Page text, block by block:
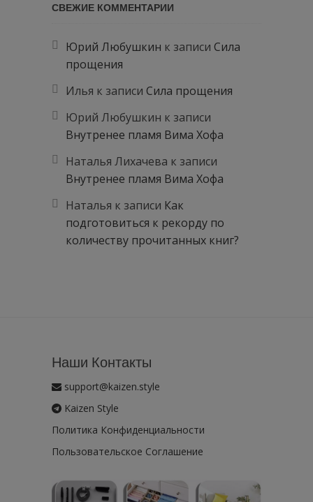
СВЕЖИЕ КОММЕНТАРИИ
Юрий Любушкин к записи Сила
прощения
Илья к записи Сила прощения
Юрий Любушкин к записи
Внутренее пламя Вима Хофа
Наталья Лихачева к записи
Внутренее пламя Вима Хофа
Наталья к записи Как
подготовиться к рекорду по
количеству прочитанных книг?
Наши Контакты
support@kaizen.style
Kaizen Style
Политика Конфиденциальности
Пользовательское Соглашение